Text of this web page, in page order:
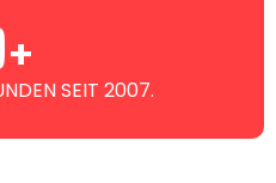
SEIT 2007.
+